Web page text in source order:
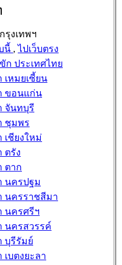
รุงเทพฯ
นี้ ,ไปเว็บตรง
ก ประเทศไทย
เหมยเซี้ยน
ขอนแก่น
จันทบุรี
ชุมพร
เชียงใหม่
ตรัง
ตาก
นครปฐม
นครราชสีมา
นครศรีฯ
นครสวรรค์
บุรีรัมย์
เบตงยะลา